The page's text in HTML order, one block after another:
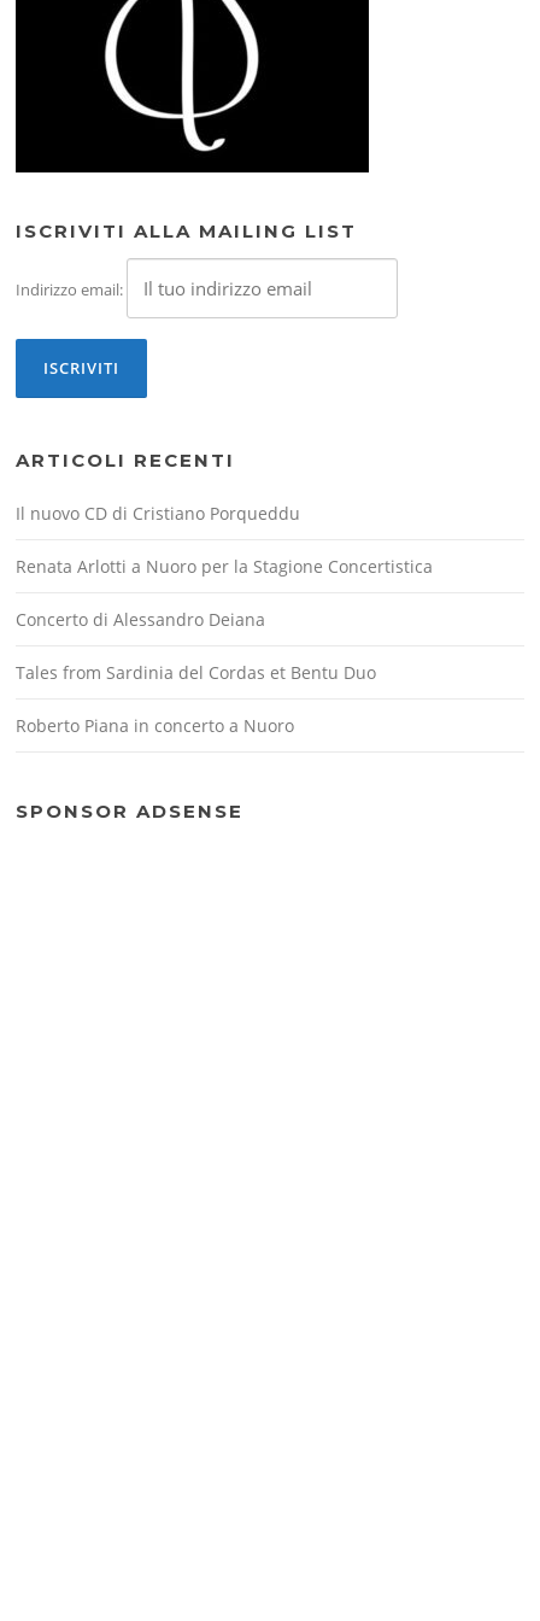
ISCRIVITI ALLA MAILING LIST
Indirizzo email:
ARTICOLI RECENTI
Il nuovo CD di Cristiano Porqueddu
Renata Arlotti a Nuoro per la Stagione Concertistica
Concerto di Alessandro Deiana
Tales from Sardinia del Cordas et Bentu Duo
Roberto Piana in concerto a Nuoro
SPONSOR ADSENSE